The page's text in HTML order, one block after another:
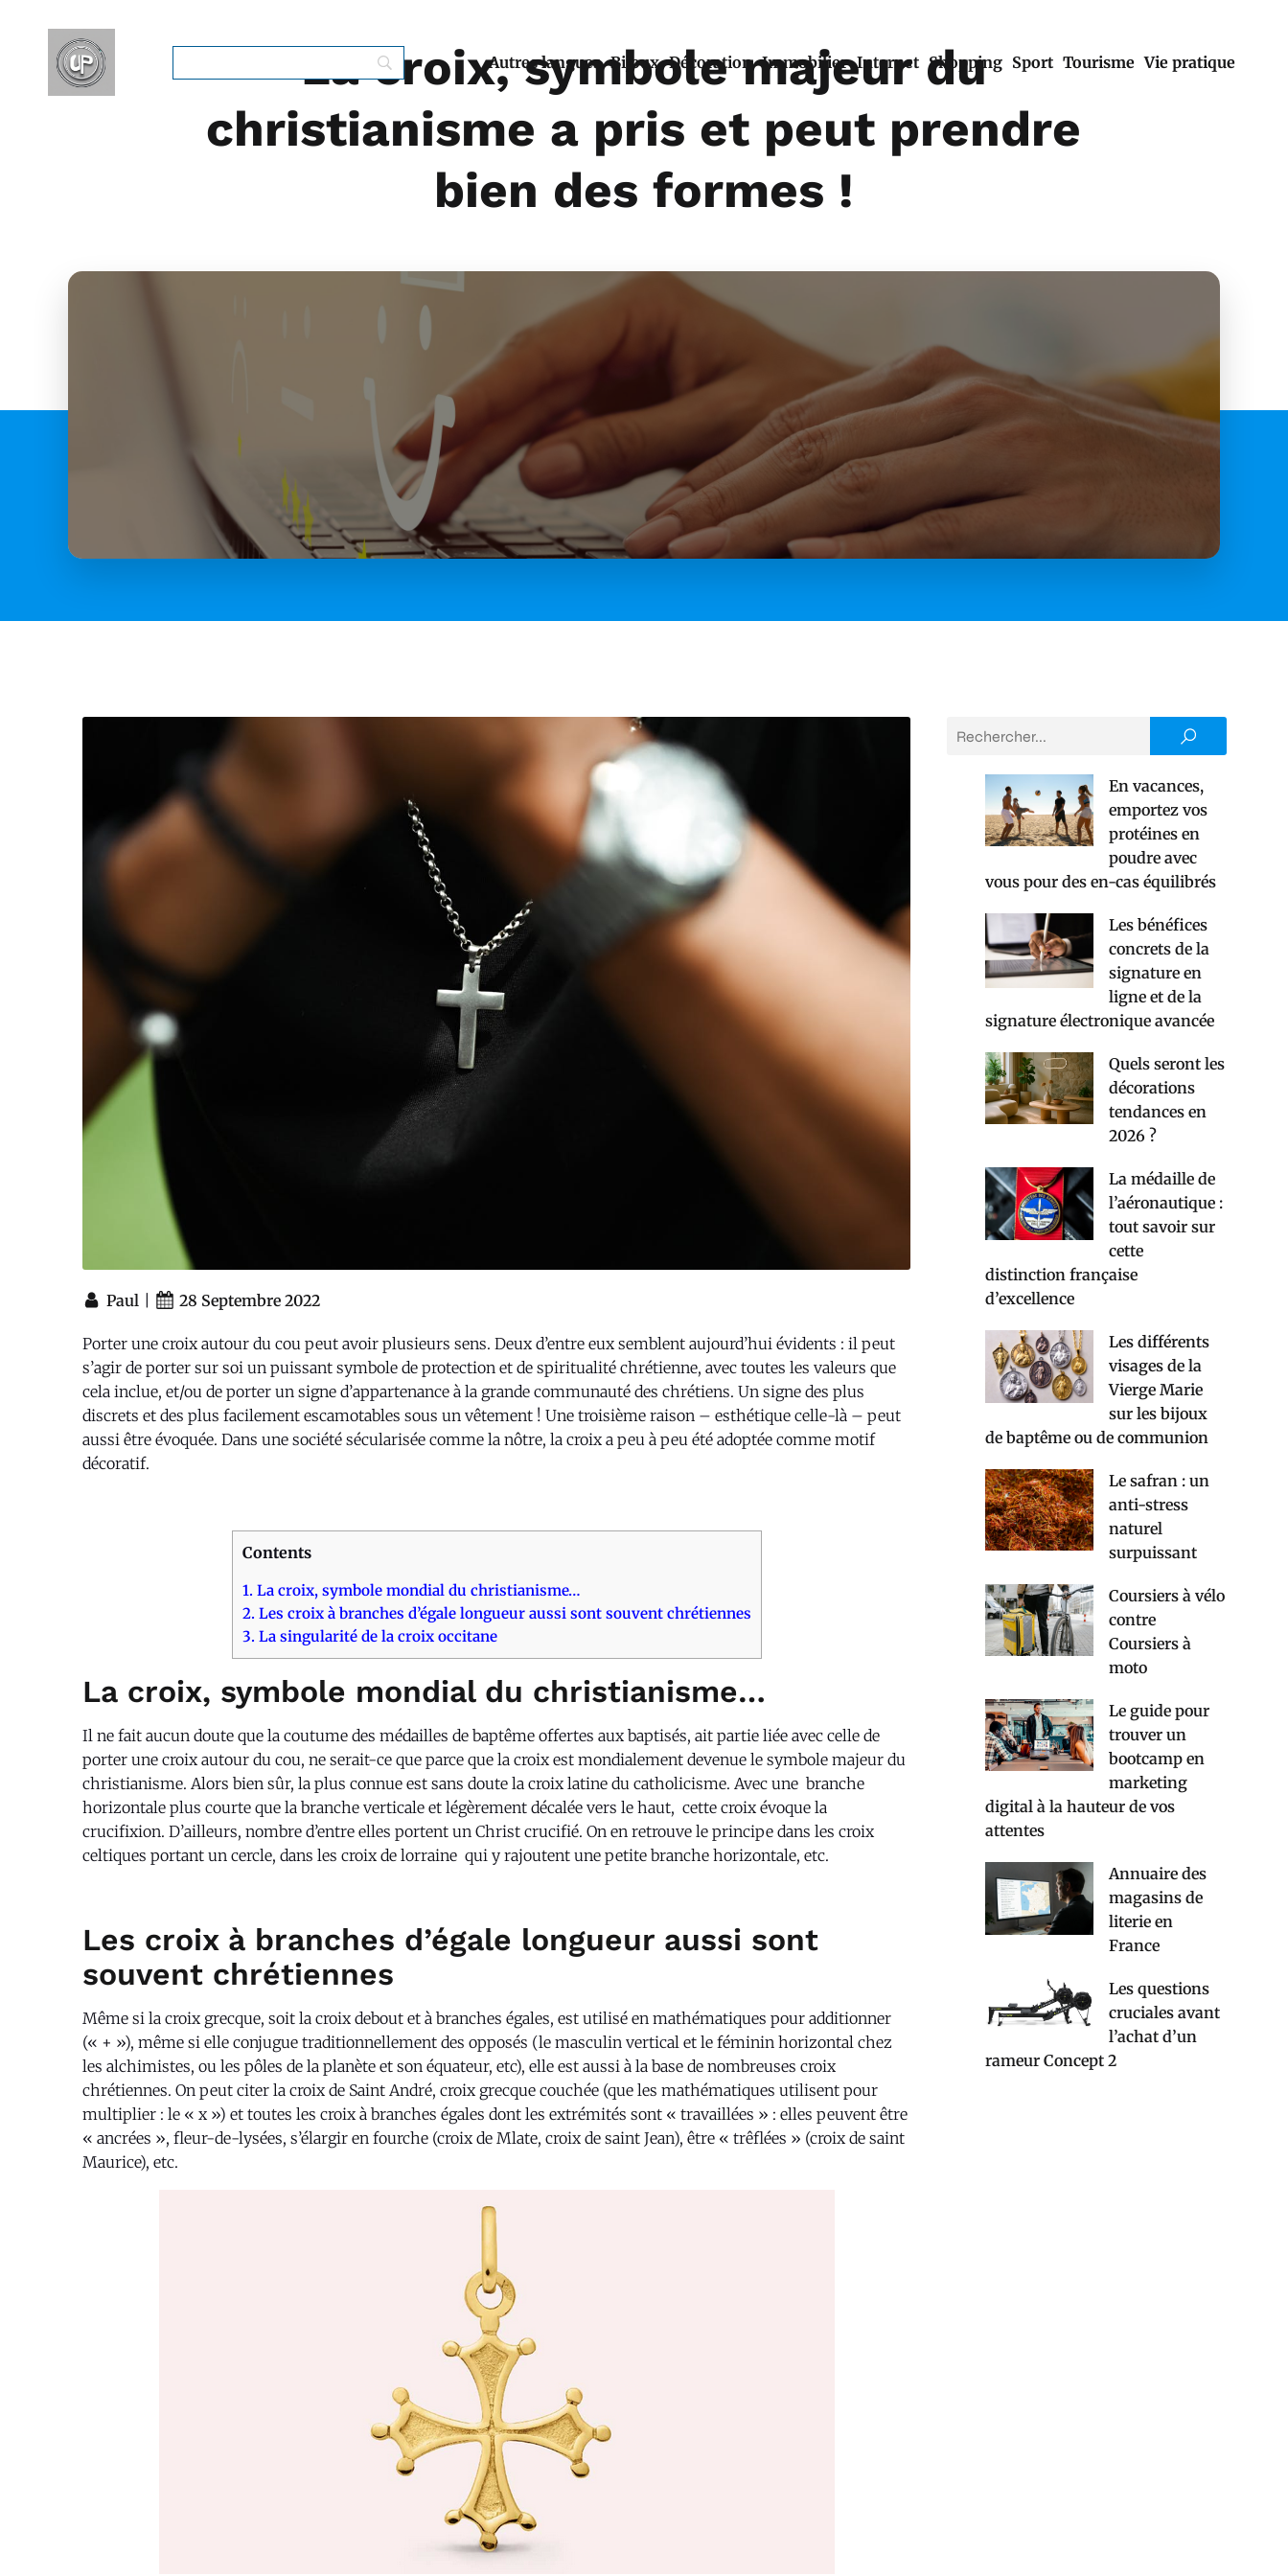
Autres langues Bijoux Décoration Immobilier Internet Shopping Sport Tourisme Vie pratique
La croix, symbole majeur du
christianisme a pris et peut prendre
bien des formes !
Paul 28 Septembre 2022
Porter une croix autour du cou peut avoir plusieurs sens. Deux d’entre eux semblent aujourd’hui évidents : il peut
s’agir de porter sur soi un puissant symbole de protection et de spiritualité chrétienne, avec toutes les valeurs que
cela inclue, et/ou de porter un signe d’appartenance à la grande communauté des chrétiens. Un signe des plus
discrets et des plus facilement escamotables sous un vêtement ! Une troisième raison – esthétique celle-là – peut
aussi être évoquée. Dans une société sécularisée comme la nôtre, la croix a peu à peu été adoptée comme motif
décoratif.
Contents
1. La croix, symbole mondial du christianisme…
2. Les croix à branches d’égale longueur aussi sont souvent chrétiennes
3. La singularité de la croix occitane
La croix, symbole mondial du christianisme…
Il ne fait aucun doute que la coutume des médailles de baptême offertes aux baptisés, ait partie liée avec celle de
porter une croix autour du cou, ne serait-ce que parce que la croix est mondialement devenue le symbole majeur du
christianisme. Alors bien sûr, la plus connue est sans doute la croix latine du catholicisme. Avec une branche
horizontale plus courte que la branche verticale et légèrement décalée vers le haut, cette croix évoque la
crucifixion. D’ailleurs, nombre d’entre elles portent un Christ crucifié. On en retrouve le principe dans les croix
celtiques portant un cercle, dans les croix de lorraine qui y rajoutent une petite branche horizontale, etc.
Les croix à branches d’égale longueur aussi sont
souvent chrétiennes
Même si la croix grecque, soit la croix debout et à branches égales, est utilisé en mathématiques pour additionner
(« + »), même si elle conjugue traditionnellement des opposés (le masculin vertical et le féminin horizontal chez
les alchimistes, ou les pôles de la planète et son équateur, etc), elle est aussi à la base de nombreuses croix
chrétiennes. On peut citer la croix de Saint André, croix grecque couchée (que les mathématiques utilisent pour
multiplier : le « x ») et toutes les croix à branches égales dont les extrémités sont « travaillées » : elles peuvent être
« ancrées », fleur-de-lysées, s’élargir en fourche (croix de Mlate, croix de saint Jean), être « trêflées » (croix de saint
Maurice), etc.
En vacances,
emportez vos
protéines en
poudre avec
vous pour des en-cas équilibrés
Les bénéfices
concrets de la
signature en
ligne et de la
signature électronique avancée
Quels seront les
décorations
tendances en
2026 ?
La médaille de
l’aéronautique :
tout savoir sur
cette
distinction française
d’excellence
Les différents
visages de la
Vierge Marie
sur les bijoux
de baptême ou de communion
Le safran : un
anti-stress
naturel
surpuissant
Coursiers à vélo
contre
Coursiers à
moto
Le guide pour
trouver un
bootcamp en
marketing
digital à la hauteur de vos
attentes
Annuaire des
magasins de
literie en
France
Les questions
cruciales avant
l’achat d’un
rameur Concept 2